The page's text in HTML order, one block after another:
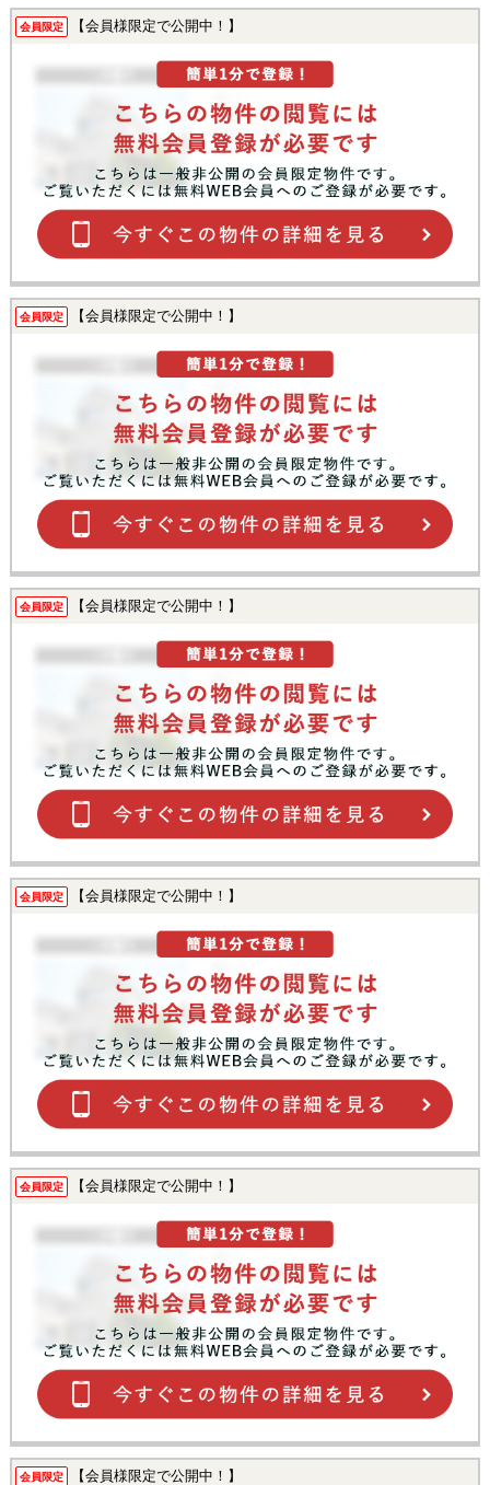
会員限定 【会員様限定で公開中！】
会員限定 【会員様限定で公開中！】
会員限定 【会員様限定で公開中！】
会員限定 【会員様限定で公開中！】
会員限定 【会員様限定で公開中！】
会員限定 【会員様限定で公開中！】